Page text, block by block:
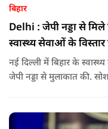
बिहार
Delhi : जेपी नड्डा से मिले
स्वास्थ्य सेवाओं के विस्तार
नई दिल्ली में बिहार के स्वास्थ्य
जेपी नड्डा से मुलाकात की.